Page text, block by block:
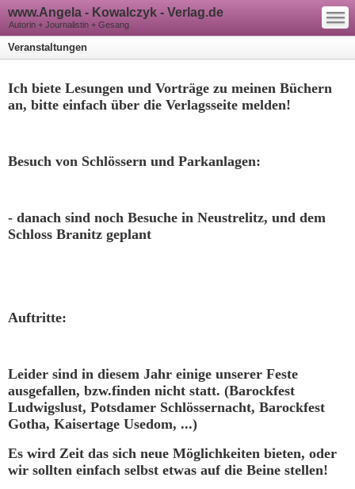
www.Angela - Kowalczyk - Verlag.de
Autorin + Journalistin + Gesang
—
—
—
Veranstaltungen
Ich biete Lesungen und Vorträge zu meinen Büchern
an, bitte einfach über die Verlagsseite melden!
Besuch von Schlössern und Parkanlagen:
- danach sind noch Besuche in Neustrelitz, und dem
Schloss Branitz geplant
Auftritte:
Leider sind in diesem Jahr einige unserer Feste
ausgefallen, bzw.finden nicht statt. (Barockfest
Ludwigslust, Potsdamer Schlössernacht, Barockfest
Gotha, Kaisertage Usedom, ...)
Es wird Zeit das sich neue Möglichkeiten bieten, oder
wir sollten einfach selbst etwas auf die Beine stellen!